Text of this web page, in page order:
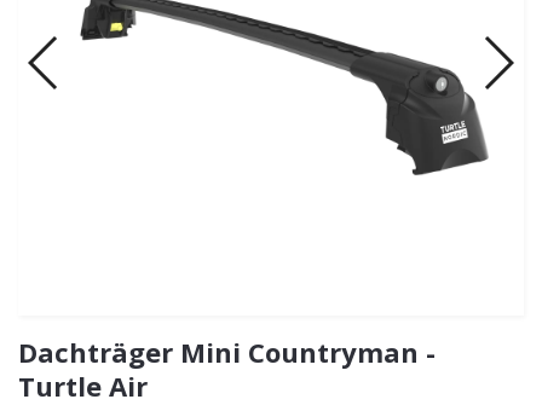
Dachträger Mini Countryman -
Turtle Air